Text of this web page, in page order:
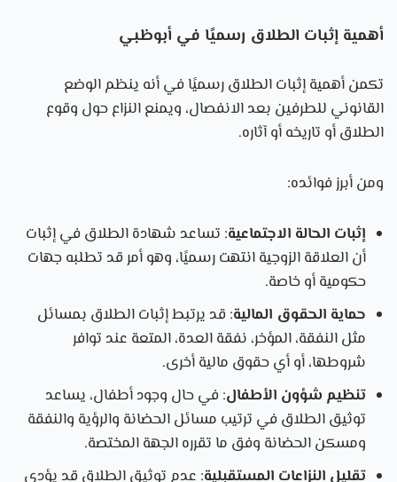
أهمية إثبات الطلاق رسميًا في أبوظبي
تكمن أهمية إثبات الطلاق رسميًا في أنه ينظم الوضع
القانوني للطرفين بعد الانفصال، ويمنع النزاع حول وقوع
الطلاق أو تاريخه أو آثاره.
ومن أبرز فوائده:
إثبات الحالة الاجتماعية: تساعد شهادة الطلاق في إثبات
أن العلاقة الزوجية انتهت رسميًا، وهو أمر قد تطلبه جهات
حكومية أو خاصة.
حماية الحقوق المالية: قد يرتبط إثبات الطلاق بمسائل
مثل النفقة، المؤخر، نفقة العدة، المتعة عند توافر
شروطها، أو أي حقوق مالية أخرى.
تنظيم شؤون الأطفال: في حال وجود أطفال، يساعد
توثيق الطلاق في ترتيب مسائل الحضانة والرؤية والنفقة
ومسكن الحضانة وفق ما تقرره الجهة المختصة.
تقليل النزاعات المستقبلية: عدم توثيق الطلاق قد يؤدي